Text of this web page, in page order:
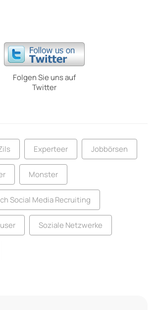
Folgen Sie uns auf
Twitter
Experteer Jobbörsen
Monster
Social Media Recruiting
Soziale Netzwerke